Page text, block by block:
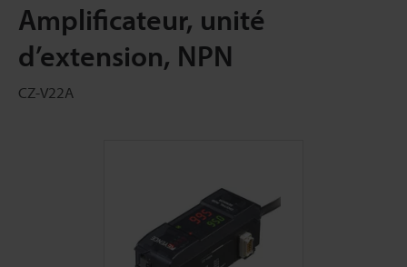
Amplificateur, unité
d’extension, NPN
CZ-V22A